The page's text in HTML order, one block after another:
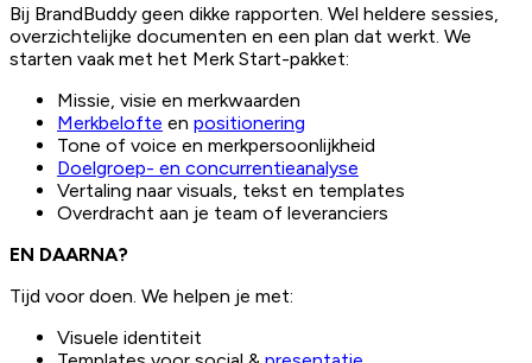
Bij BrandBuddy geen dikke rapporten. Wel heldere sessies,
overzichtelijke documenten en een plan dat werkt. We
starten vaak met het Merk Start-pakket:
Missie, visie en merkwaarden
Merkbelofte en positionering
Tone of voice en merkpersoonlijkheid
Doelgroep- en concurrentieanalyse
Vertaling naar visuals, tekst en templates
Overdracht aan je team of leveranciers
EN DAARNA?
Tijd voor doen. We helpen je met:
Visuele identiteit